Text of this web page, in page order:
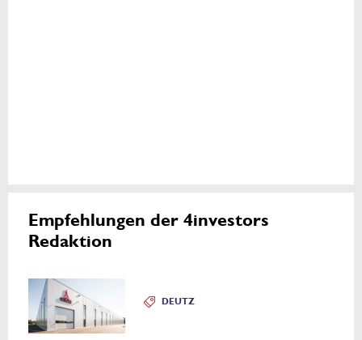
Empfehlungen der 4investors
Redaktion
DEUTZ